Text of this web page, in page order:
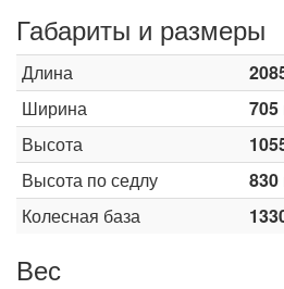
Габариты и размеры
Длина
Ширина
705
Высота
Высота по седлу
830
Колесная база
Вес